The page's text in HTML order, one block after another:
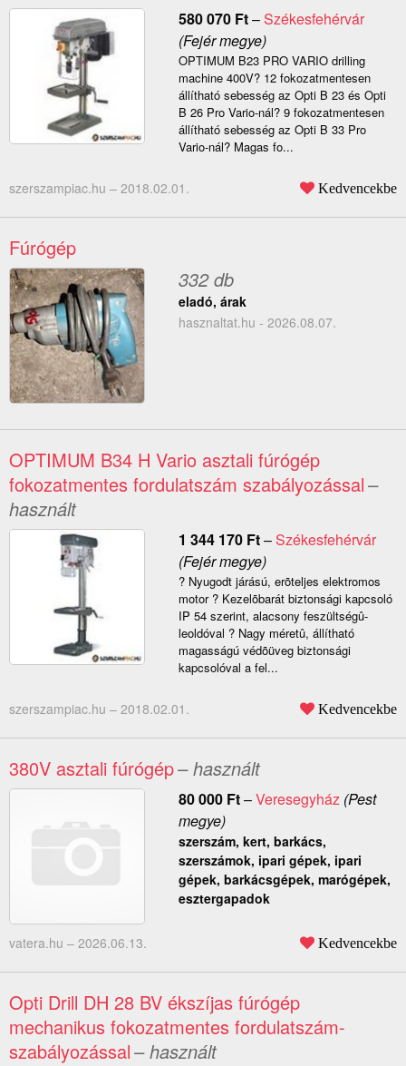
580 070 Ft–Székesfehérvár
(Fejér megye)
OPTIMUM B23 PRO VARIO drilling
machine 400V? 12 fokozatmentesen
állítható sebesség az Opti B 23 és Opti
B 26 Pro Vario-nál? 9 fokozatmentesen
állítható sebesség az Opti B 33 Pro
Vario-nál? Magas fo...
szerszampiac.hu – 2018.02.01. Kedvencekbe
Fúrógép
332 db
eladó, árak
hasznaltat.hu - 2026.08.07.
OPTIMUM B34 H Vario asztali fúrógép
fokozatmentes fordulatszám szabályozással–
használt
1 344 170 Ft–Székesfehérvár
(Fejér megye)
? Nyugodt járású, erõteljes elektromos
motor ? Kezelõbarát biztonsági kapcsoló
IP 54 szerint, alacsony feszültségû-
leoldóval ? Nagy méretû, állítható
magasságú védõüveg biztonsági
kapcsolóval a fel...
szerszampiac.hu – 2018.02.01. Kedvencekbe
380V asztali fúrógép– használt
80 000 Ft–Veresegyház(Pest
megye)
szerszám, kert, barkács,
szerszámok, ipari gépek, ipari
gépek, barkácsgépek, marógépek,
esztergapadok
vatera.hu – 2026.06.13. Kedvencekbe
Opti Drill DH 28 BV ékszíjas fúrógép
mechanikus fokozatmentes fordulatszám-
szabályozással– használt